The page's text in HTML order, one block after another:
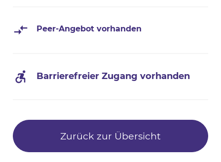
Peer-Angebot vorhanden
Barrierefreier Zugang vorhanden
Zurück zur Übersicht